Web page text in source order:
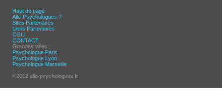
Haut de page
Allo-Psychologues ?
Sites Partenaires
Liens Partenaires
CGU
CONTACT
Grandes villes :
Psychologue Paris
Psychologue Lyon
Psychologue Marseille
-
©2012 allo-psychologues.fr